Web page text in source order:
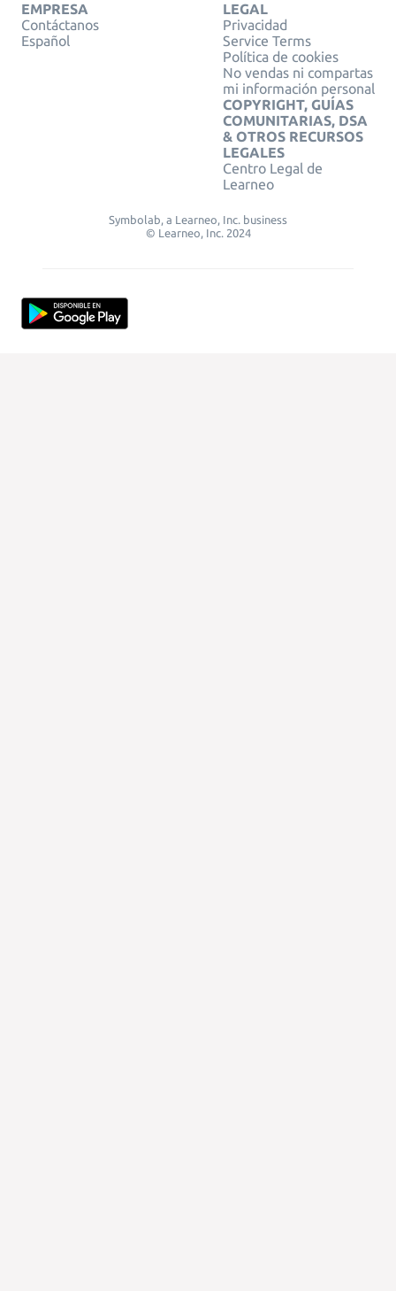
EMPRESA
Contáctanos
Español
LEGAL
Privacidad
Service Terms
Política de cookies
No vendas ni compartas
mi información personal
COPYRIGHT, GUÍAS
COMUNITARIAS, DSA
& OTROS RECURSOS
LEGALES
Centro Legal de
Learneo
Symbolab, a Learneo, Inc. business
© Learneo, Inc. 2024